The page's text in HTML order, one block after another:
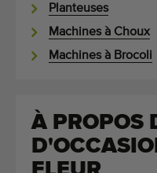
Planteuses
Machines à Choux
Machines à Brocoli
À PROPOS